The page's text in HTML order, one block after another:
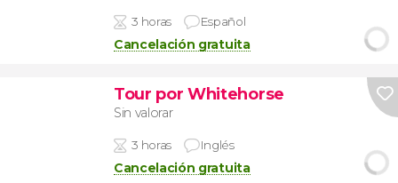
3 horas Español
Cancelación gratuita
Tour por Whitehorse
Sin valorar
3 horas Inglés
Cancelación gratuita